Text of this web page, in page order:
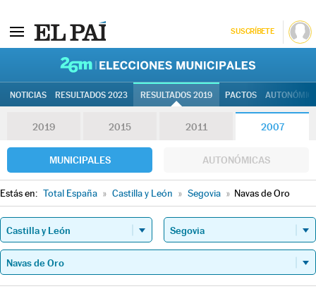
SUSCRÍBETE
NOTICIAS RESULTADOS 2023 RESULTADOS 2019 PACTOS
2019 2015 2011 2007
MUNICIPALES AUTONÓMICAS
Estás en: Total España » Castilla y León » Segovia » Navas de Oro